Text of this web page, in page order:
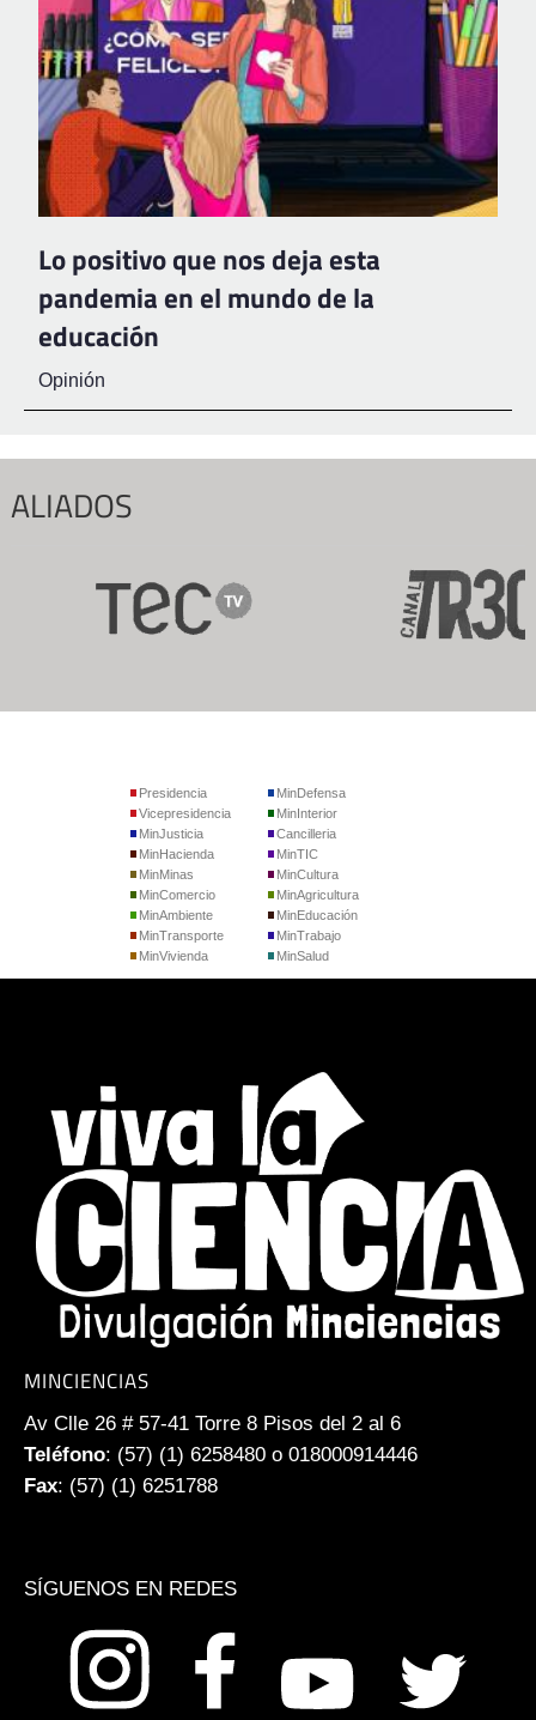
Lo positivo que nos deja esta
pandemia en el mundo de la
educación
Opinión
ALIADOS
Presidencia
Vicepresidencia
MinJusticia
MinDefensa
MinInterior
Cancilleria
MinHacienda
MinMinas
MinComercio
MinTIC
MinCultura
MinAgricultura
MinAmbiente
MinTransporte
MinVivienda
MinEducación
MinTrabajo
MinSalud
MINCIENCIAS
Av Clle 26 # 57-41 Torre 8 Pisos del 2 al 6
Teléfono: (57) (1) 6258480 o 018000914446
Fax: (57) (1) 6251788
SÍGUENOS EN REDES